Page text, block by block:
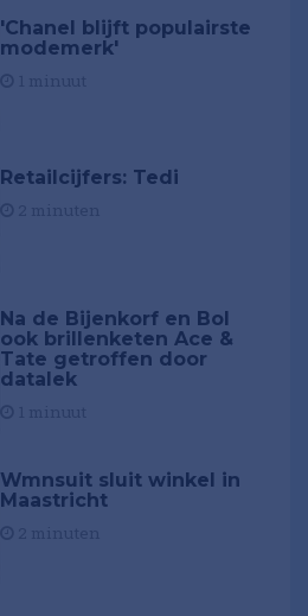
'Chanel blijft populairste
modemerk'
Retailcijfers: Tedi
Na de Bijenkorf en Bol
ook brillenketen Ace &
Tate getroffen door
datalek
Wmnsuit sluit winkel in
Maastricht